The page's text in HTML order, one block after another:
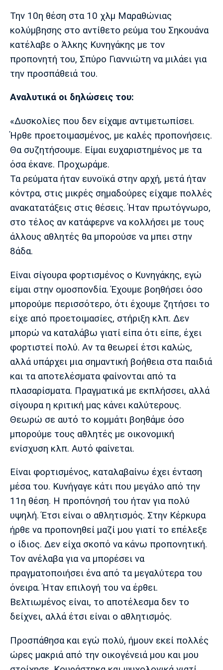
Πολιτισμός
Τραγούδια
Cine Spot
Running
Media
Παρασκήνιο
Πρόγραμμα TV
Ιωνικός Κηφισιά
Μαδρίτης
Μαδρίτης
Μάντσεστερ
Γιουνάιτεντ
Τσέλσι
Λίβερπουλ
Μάντσεστερ
Σίτι
Γιουβέντους
Μίλαν Μπάγερν
Μπορούσια
Ντόρτμουντ
Παρί Σεν
Ζερμέν
Μαρσέιγ
Μονακό
Ερυθρός
Αστέρας
Τότεναμ
Την 10η θέση στα 10 χλμ Μαραθώνιας
κολύμβησης στο αντίθετο ρεύμα του Σηκουάνα
κατέλαβε ο Άλκης Κυνηγάκης με τον
προπονητή του, Σπύρο Γιαννιώτη να μιλάει για
την προσπάθειά του.
Αναλυτικά οι δηλώσεις του:
«Δυσκολίες που δεν είχαμε αντιμετωπίσει.
Ήρθε προετοιμασμένος, με καλές προπονήσεις.
Θα συζητήσουμε. Είμαι ευχαριστημένος με τα
όσα έκανε. Προχωράμε.
Τα ρεύματα ήταν ευνοϊκά στην αρχή, μετά ήταν
κόντρα, στις μικρές σημαδούρες είχαμε πολλές
ανακατατάξεις στις θέσεις. Ήταν πρωτόγνωρο,
στο τέλος αν κατάφερνε να κολλήσει με τους
άλλους αθλητές θα μπορούσε να μπει στην
8άδα.
Είναι σίγουρα φορτισμένος ο Κυνηγάκης, εγώ
είμαι στην ομοσπονδία. Έχουμε βοηθήσει όσο
μπορούμε περισσότερο, ότι έχουμε ζητήσει το
είχε από προετοιμασίες, στήριξη κλπ. Δεν
μπορώ να καταλάβω γιατί είπα ότι είπε, έχει
φορτιστεί πολύ. Αν τα θεωρεί έτσι καλώς,
αλλά υπάρχει μια σημαντική βοήθεια στα παιδιά
και τα αποτελέσματα φαίνονται από τα
πλασαρίσματα. Πραγματικά με εκπλήσσει, αλλά
σίγουρα η κριτική μας κάνει καλύτερους.
Θεωρώ σε αυτό το κομμάτι βοηθάμε όσο
μπορούμε τους αθλητές με οικονομική
ενίσχυση κλπ. Αυτό φαίνεται.
Είναι φορτισμένος, καταλαβαίνω έχει ένταση
μέσα του. Κυνήγαγε κάτι που μεγάλο από την
11η θέση. Η προπόνησή του ήταν για πολύ
υψηλή. Έτσι είναι ο αθλητισμός. Στην Κέρκυρα
ήρθε να προπονηθεί μαζί μου γιατί το επέλεξε
ο ίδιος. Δεν είχα σκοπό να κάνω προπονητική.
Τον ανέλαβα για να μπορέσει να
πραγματοποιήσει ένα από τα μεγαλύτερα του
όνειρα. Ήταν επιλογή του να έρθει.
Βελτιωμένος είναι, το αποτέλεσμα δεν το
δείχνει, αλλά έτσι είναι ο αθλητισμός.
Προσπάθησα και εγώ πολύ, ήμουν εκεί πολλές
ώρες μακριά από την οικογένειά μου και μου